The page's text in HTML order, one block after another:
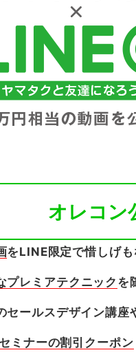
オレコン
をLINE限定で惜しげも
プレミアテクニック を
セールスデザイン講座
ミナーの割引クーポン